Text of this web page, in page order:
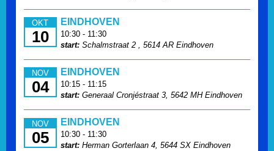
OKT
10
EINDHOVEN
10:30 - 11:30
start:Schalmstraat 2 , 5614 AR Eindhoven
NOV
04
EINDHOVEN
10:15 - 11:15
start:Generaal Cronjéstraat 3, 5642 MH Eindhoven
NOV
05
EINDHOVEN
10:30 - 11:30
start:Herman Gorterlaan 4, 5644 SX Eindhoven